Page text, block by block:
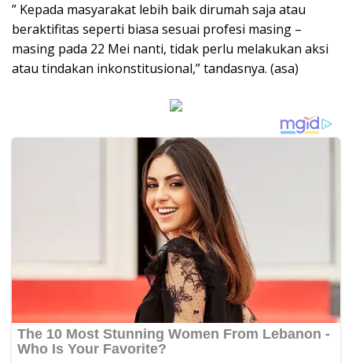
” Kepada masyarakat lebih baik dirumah saja atau
beraktifitas seperti biasa sesuai profesi masing –
masing pada 22 Mei nanti, tidak perlu melakukan aksi
atau tindakan inkonstitusional,” tandasnya. (asa)